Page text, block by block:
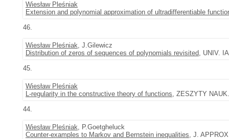
Wiesław Pleśniak
Extension and polynomial approximation of ultradifferentiable
46.
Wiesław Pleśniak, J.Gilewicz
Distribution of zeros of sequences of polynomials revisited, UNIV.
45.
Wiesław Pleśniak
L-regularity in the constructive theory of functions, ZESZYTY
44.
Wiesław Pleśniak, P.Goetgheluck
Counter-examples to Markov and Bernstein inequalities, J.